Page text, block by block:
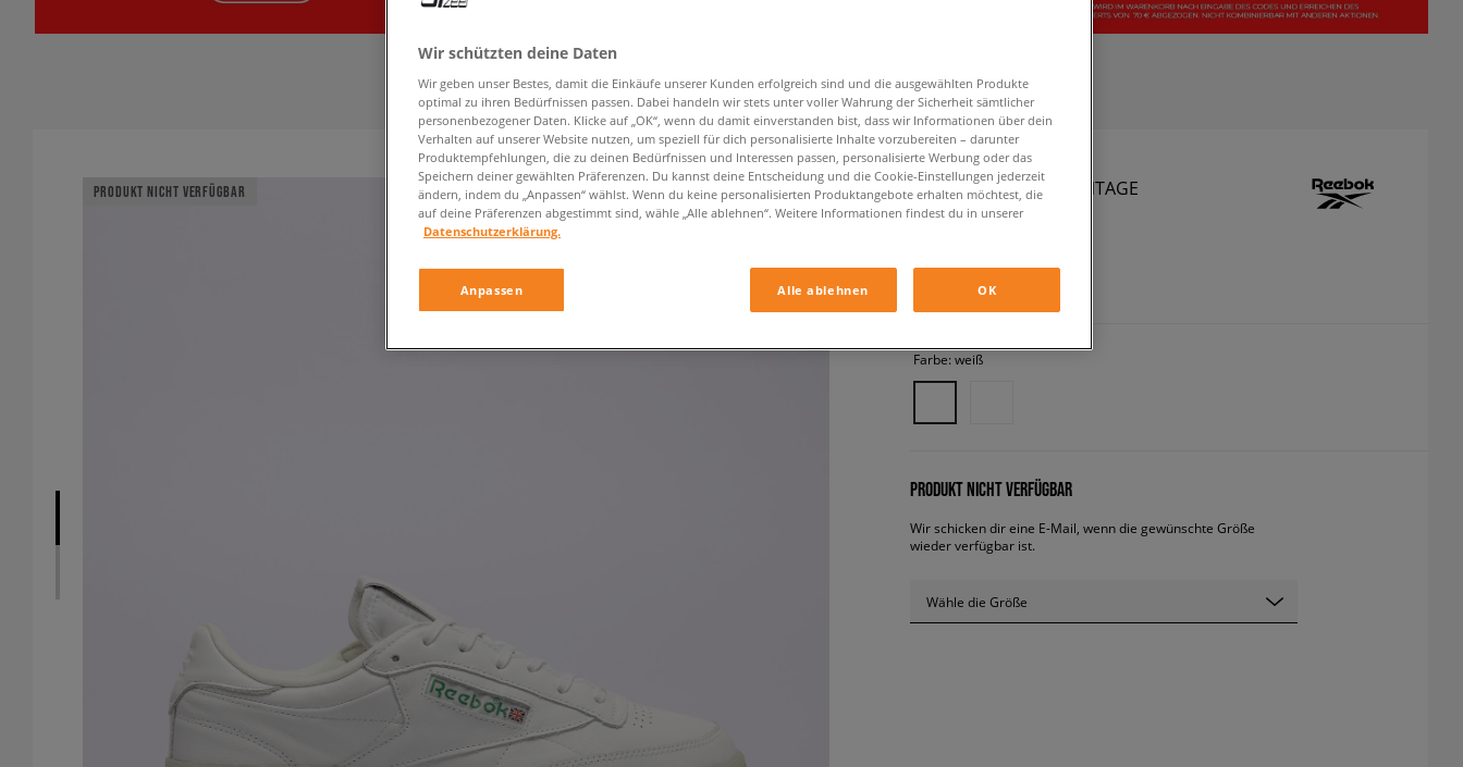
PRODUKT NICHT VERFÜGBAR REEBOK CLUB C 85 VINTAGE
herren, sneaker
inkl. MwSt.
Farbe:weiß
PRODUKT NICHT VERFÜGBAR
Wir schicken dir eine E-Mail, wenn die gewünschte Größe
wieder verfügbar ist.
Wähle die Größe
Wir schützten deine Daten
Wir geben unser Bestes, damit die Einkäufe unserer Kunden erfolgreich sind und die ausgewählten Produkte
optimal zu ihren Bedürfnissen passen. Dabei handeln wir stets unter voller Wahrung der Sicherheit sämtlicher
personenbezogener Daten. Klicke auf „OK“, wenn du damit einverstanden bist, dass wir Informationen über dein
Verhalten auf unserer Website nutzen, um speziell für dich personalisierte Inhalte vorzubereiten – darunter
Produktempfehlungen, die zu deinen Bedürfnissen und Interessen passen, personalisierte Werbung oder das
Speichern deiner gewählten Präferenzen. Du kannst deine Entscheidung und die Cookie-Einstellungen jederzeit
ändern, indem du „Anpassen“ wählst. Wenn du keine personalisierten Produktangebote erhalten möchtest, die
auf deine Präferenzen abgestimmt sind, wähle „Alle ablehnen“. Weitere Informationen findest du in unserer
Datenschutzerklärung.
Anpassen Alle ablehnen OK